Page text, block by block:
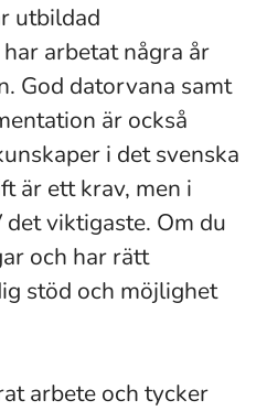
utbildad
arbetat några år
God datorvana samt
är också
i det svenska
är ett krav, men i
viktigaste. Om du
och har rätt
stöd och möjlighet
arbete och tycker